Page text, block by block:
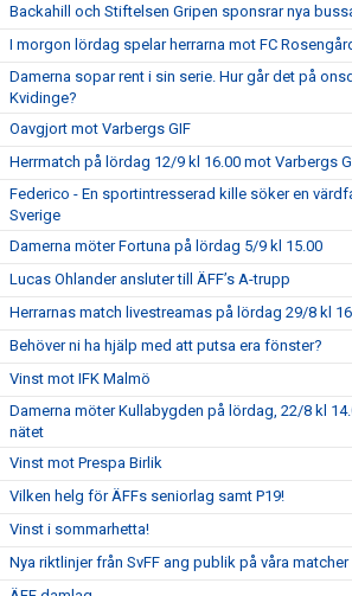
Backahill och Stiftelsen Gripen sponsrar nya
I morgon lördag spelar herrarna mot FC
Damerna sopar rent i sin serie. Hur går det på
Kvidinge?
Oavgjort mot Varbergs GIF
Herrmatch på lördag 12/9 kl 16.00 mot Varbergs
Federico - En sportintresserad kille söker en
Sverige
Damerna möter Fortuna på lördag 5/9 kl 15.00
Lucas Ohlander ansluter till ÄFF’s A-trupp
Herrarnas match livestreamas på lördag 29/8 kl
Behöver ni ha hjälp med att putsa era fönster?
Vinst mot IFK Malmö
Damerna möter Kullabygden på lördag, 22/8 kl
nätet
Vinst mot Prespa Birlik
Vilken helg för ÄFFs seniorlag samt P19!
Vinst i sommarhetta!
Nya riktlinjer från SvFF ang publik på våra matcher